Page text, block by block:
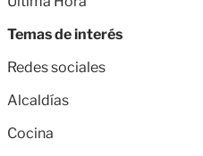
Temas de interés
Redes sociales
Alcaldías
Cocina